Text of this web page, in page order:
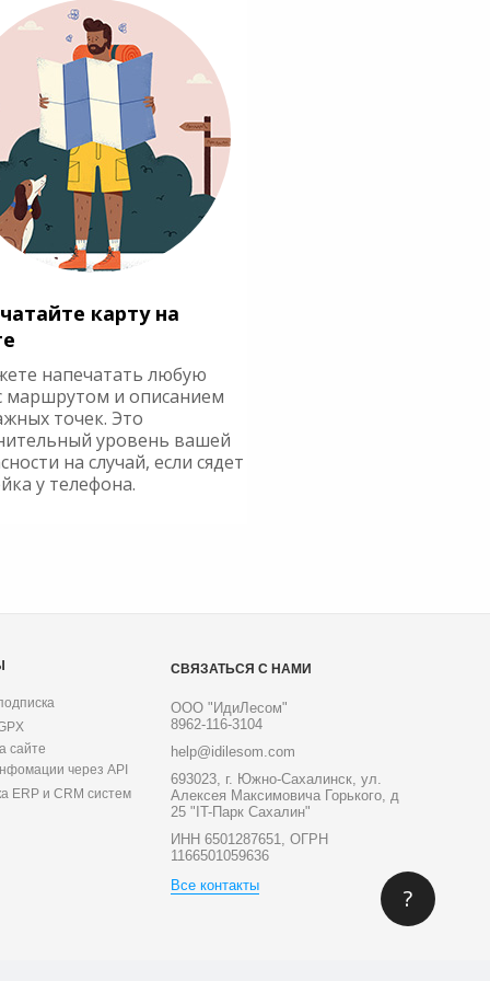
карту на
напечатать любую
маршрутом и описанием
точек. Это
уровень вашей
на случай, если сядет
у телефона.
сайте
через API
ERP и CRM систем
СВЯЗАТЬСЯ С НАМИ
ООО "ИдиЛесом"
8962-116-3104
help@idilesom.com
693023, г. Южно-Сахалинск, ул.
Алексея Максимовича Горького, д
25 "IT-Парк Сахалин"
ИНН 6501287651, ОГРН
1166501059636
Все контакты
?